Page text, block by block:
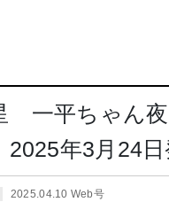
一平ちゃん
2025年3月24
2025.04.10 Web号